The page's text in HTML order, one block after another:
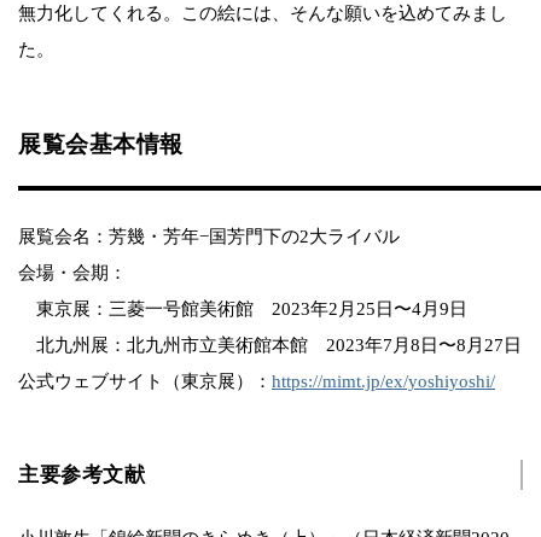
無力化してくれる。この絵には、そんな願いを込めてみまし
た。
展覧会基本情報
展覧会名：芳幾・芳年−国芳門下の2大ライバル
会場・会期：
東京展：三菱一号館美術館 2023年2月25日〜4月9日
北九州展：北九州市立美術館本館 2023年7月8日〜8月27日
公式ウェブサイト（東京展）： https://mimt.jp/ex/yoshiyoshi/
主要参考文献